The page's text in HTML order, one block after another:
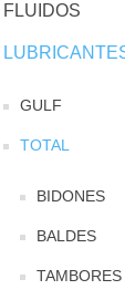
FLUIDOS
GULF
TOTAL
BIDONES
BALDES
TAMBORES